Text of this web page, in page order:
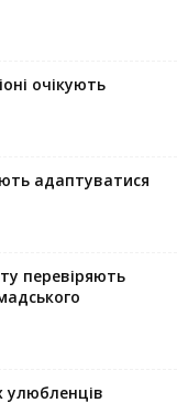
очікують
адаптуватися
перевіряють
улюбленців